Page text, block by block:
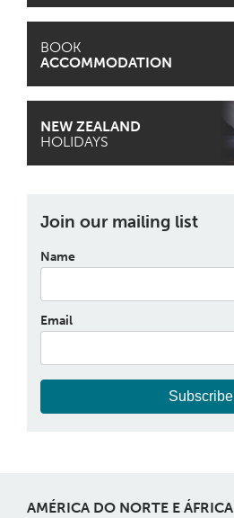
BOOK
ACCOMMODATION
NEW ZEALAND
HOLIDAYS
Join our mailing list
Name
Email
Subscribe
AMÉRICA DO NORTE E ÁFRICA